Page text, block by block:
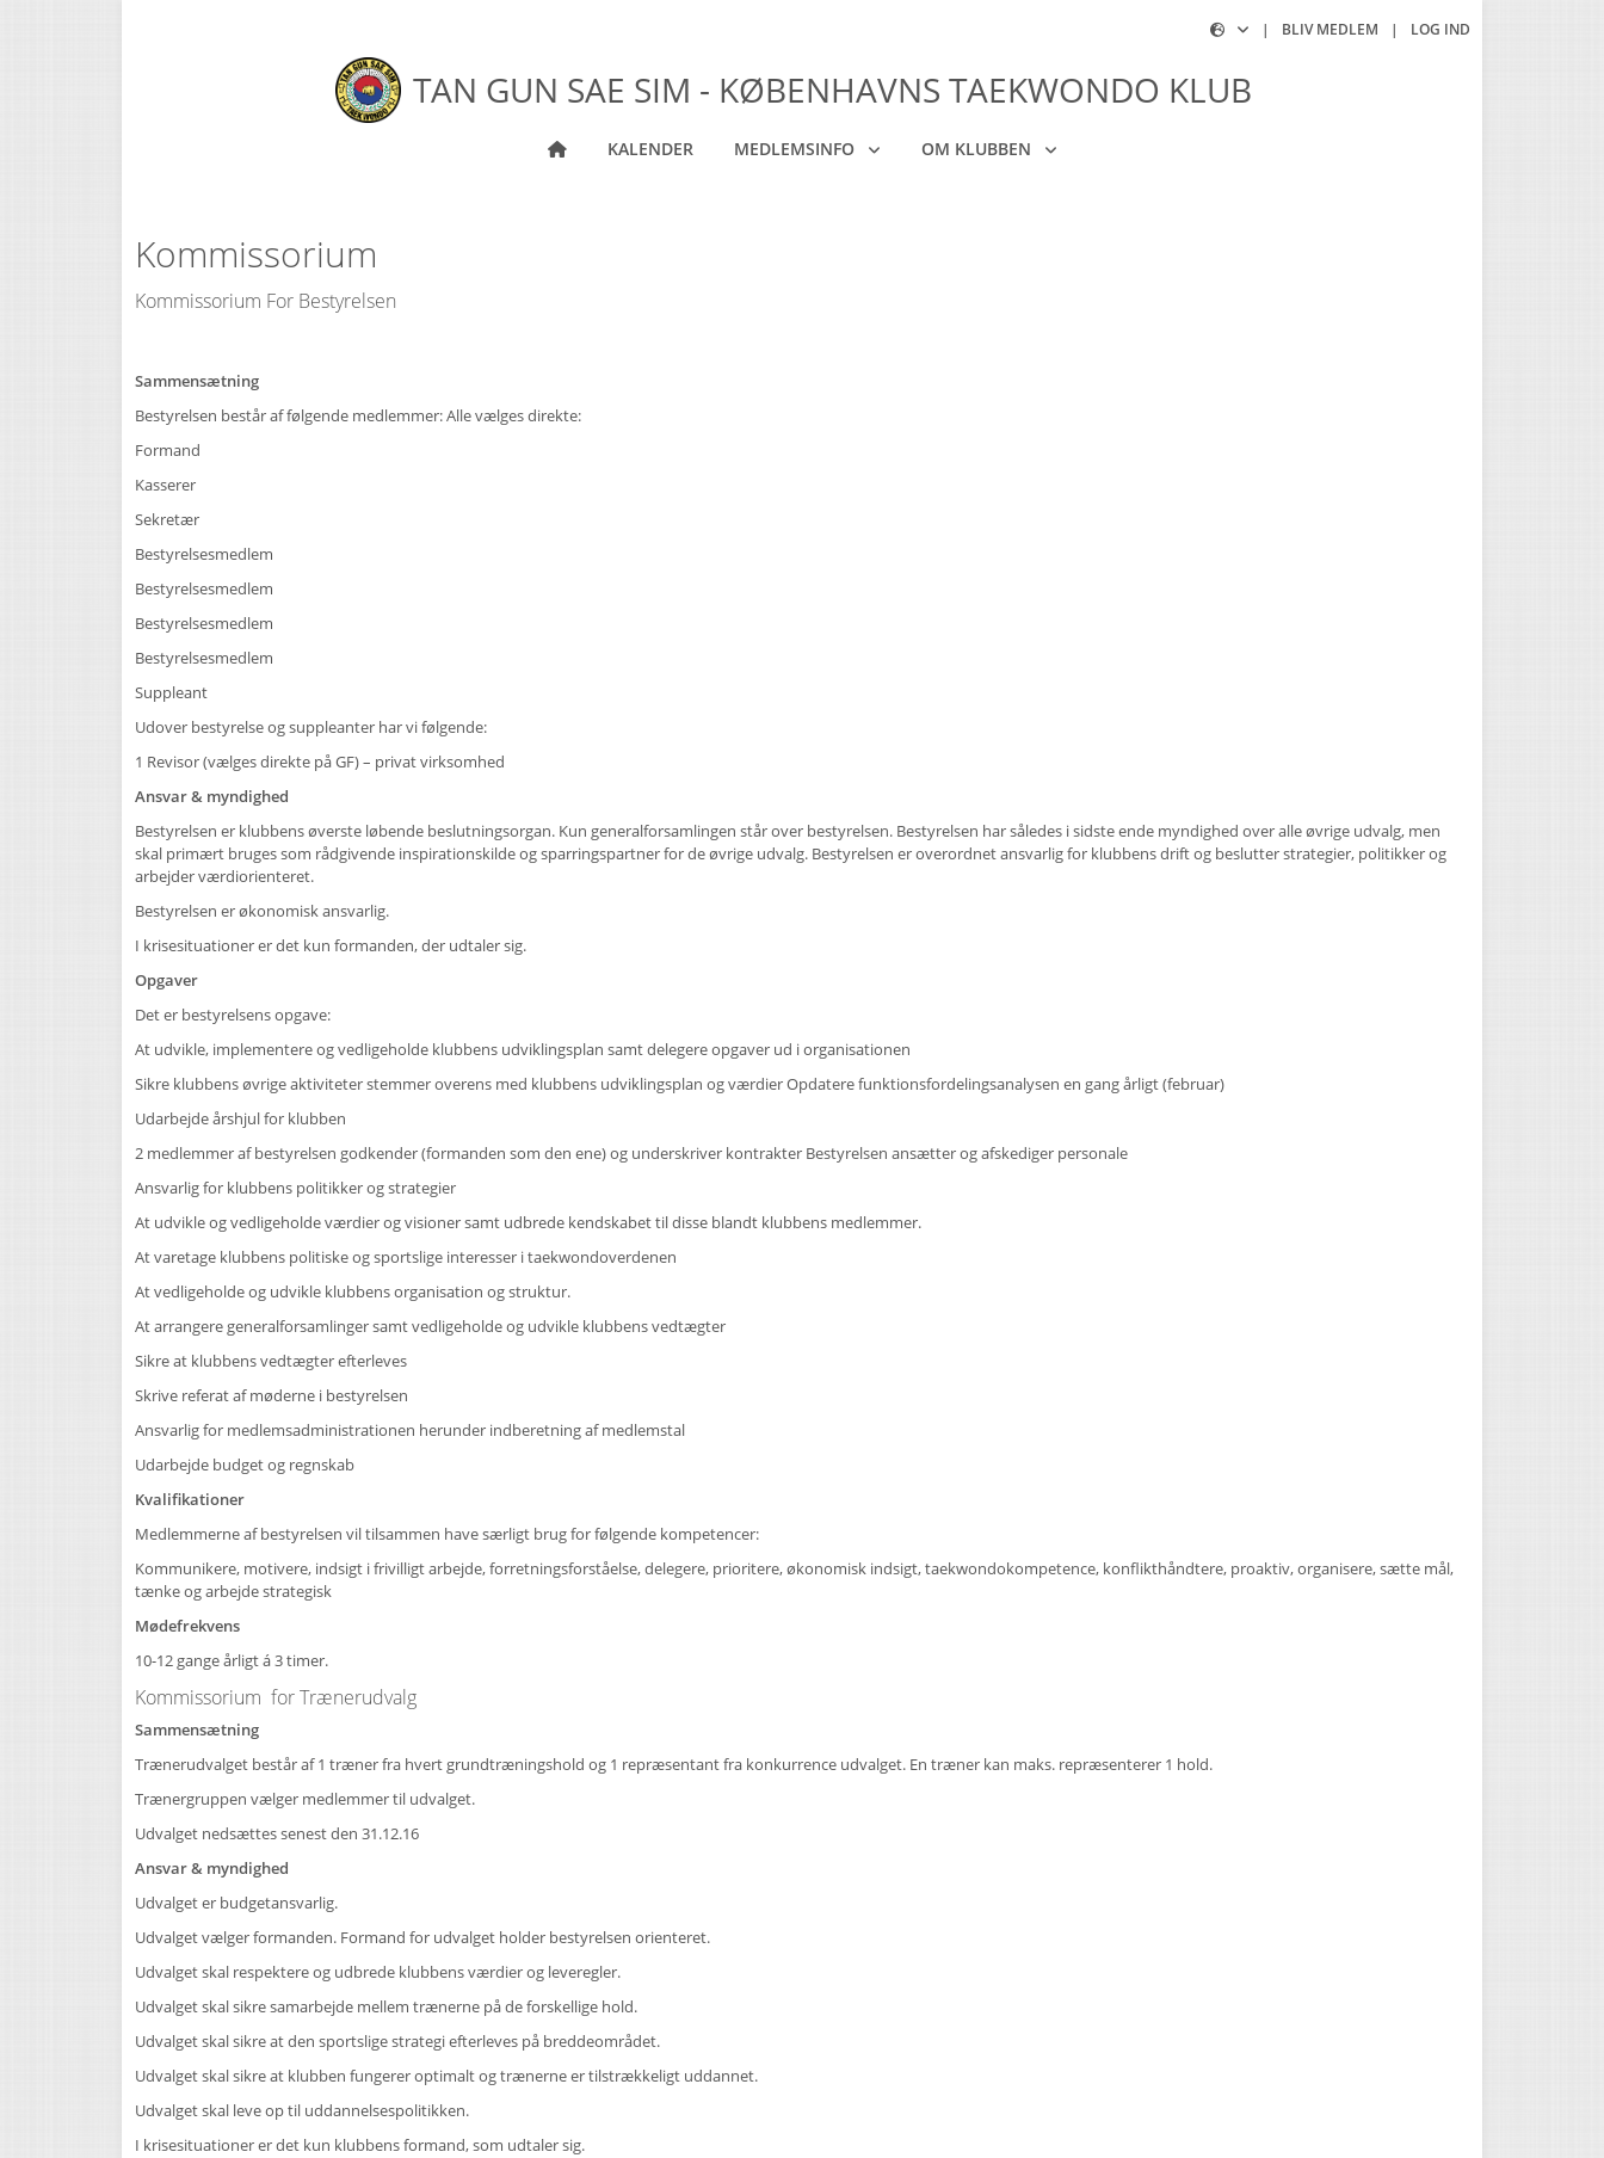
| BLIV MEDLEM | LOG IND
TAN GUN SAE SIM - KØBENHAVNS TAEKWONDO KLUB
KALENDER MEDLEMSINFO OM KLUBBEN
Kommissorium
Kommissorium For Bestyrelsen
Sammensætning
Bestyrelsen består af følgende medlemmer: Alle vælges direkte:
Formand
Kasserer
Sekretær
Bestyrelsesmedlem
Bestyrelsesmedlem
Bestyrelsesmedlem
Bestyrelsesmedlem
Suppleant
Udover bestyrelse og suppleanter har vi følgende:
1 Revisor (vælges direkte på GF) – privat virksomhed
Ansvar & myndighed
Bestyrelsen er klubbens øverste løbende beslutningsorgan. Kun generalforsamlingen står over bestyrelsen. Bestyrelsen har således i sidste ende myndighed over alle øvrige udvalg, men
skal primært bruges som rådgivende inspirationskilde og sparringspartner for de øvrige udvalg. Bestyrelsen er overordnet ansvarlig for klubbens drift og beslutter strategier, politikker og
arbejder værdiorienteret.
Bestyrelsen er økonomisk ansvarlig.
I krisesituationer er det kun formanden, der udtaler sig.
Opgaver
Det er bestyrelsens opgave:
At udvikle, implementere og vedligeholde klubbens udviklingsplan samt delegere opgaver ud i organisationen
Sikre klubbens øvrige aktiviteter stemmer overens med klubbens udviklingsplan og værdier Opdatere funktionsfordelingsanalysen en gang årligt (februar)
Udarbejde årshjul for klubben
2 medlemmer af bestyrelsen godkender (formanden som den ene) og underskriver kontrakter Bestyrelsen ansætter og afskediger personale
Ansvarlig for klubbens politikker og strategier
At udvikle og vedligeholde værdier og visioner samt udbrede kendskabet til disse blandt klubbens medlemmer.
At varetage klubbens politiske og sportslige interesser i taekwondoverdenen
At vedligeholde og udvikle klubbens organisation og struktur.
At arrangere generalforsamlinger samt vedligeholde og udvikle klubbens vedtægter
Sikre at klubbens vedtægter efterleves
Skrive referat af møderne i bestyrelsen
Ansvarlig for medlemsadministrationen herunder indberetning af medlemstal
Udarbejde budget og regnskab
Kvalifikationer
Medlemmerne af bestyrelsen vil tilsammen have særligt brug for følgende kompetencer:
Kommunikere, motivere, indsigt i frivilligt arbejde, forretningsforståelse, delegere, prioritere, økonomisk indsigt, taekwondokompetence, konflikthåndtere, proaktiv, organisere, sætte mål,
tænke og arbejde strategisk
Mødefrekvens
10-12 gange årligt á 3 timer.
Kommissorium for Trænerudvalg
Sammensætning
Trænerudvalget består af 1 træner fra hvert grundtræningshold og 1 repræsentant fra konkurrence udvalget. En træner kan maks. repræsenterer 1 hold.
Trænergruppen vælger medlemmer til udvalget.
Udvalget nedsættes senest den 31.12.16
Ansvar & myndighed
Udvalget er budgetansvarlig.
Udvalget vælger formanden. Formand for udvalget holder bestyrelsen orienteret.
Udvalget skal respektere og udbrede klubbens værdier og leveregler.
Udvalget skal sikre samarbejde mellem trænerne på de forskellige hold.
Udvalget skal sikre at den sportslige strategi efterleves på breddeområdet.
Udvalget skal sikre at klubben fungerer optimalt og trænerne er tilstrækkeligt uddannet.
Udvalget skal leve op til uddannelsespolitikken.
I krisesituationer er det kun klubbens formand, som udtaler sig.